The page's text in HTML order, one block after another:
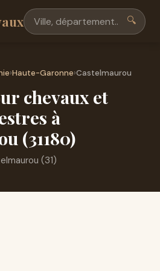
🔍
›Haute-Garonne›Castelmaurou
chevaux et
à
(31180)
(31)